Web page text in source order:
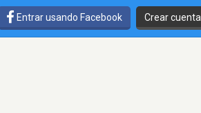
Entrar usando Facebook Crear cuenta